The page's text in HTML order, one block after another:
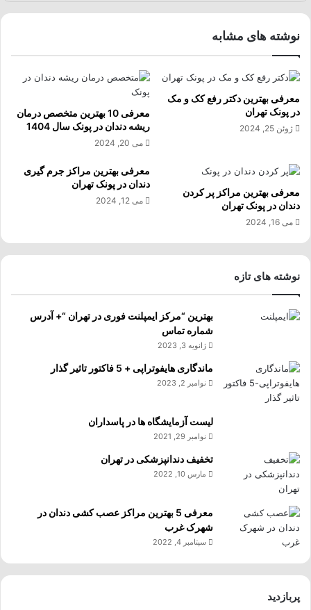
نوشته های مشابه
معرفی بهترین دکتر رفع کک و مک
در پونک تهران
ژوئن 25, 2024
معرفی 10 بهترین متخصص درمان
ریشه دندان در پونک سال 1404
می 20, 2024
معرفی بهترین مراکز پر کردن
دندان در پونک تهران
می 16, 2024
معرفی بهترین مراکز جرم گیری
دندان در پونک تهران
می 12, 2024
نوشته های تازه
بهترین “مرکز ایمپلنت فوری در تهران “+ آدرس
شماره تماس
ژانویه 3, 2023
ماندگاری هایفوتراپی + 5 فاکتور تاثیر گذار
نوامبر 2, 2023
لیست آزمایشگاه ها در پاسداران
نوامبر 29, 2021
تخفیف دندانپزشکی در تهران
مارس 10, 2022
معرفی 5 بهترین مراکز عصب کشی دندان در
شهرک غرب
سپتامبر 4, 2022
پربازدید